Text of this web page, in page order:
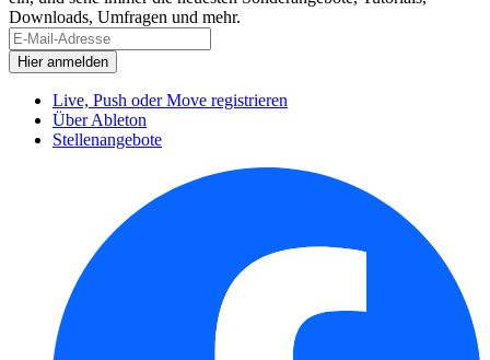
Downloads, Umfragen und mehr.
Live, Push oder Move registrieren
Über Ableton
Stellenangebote